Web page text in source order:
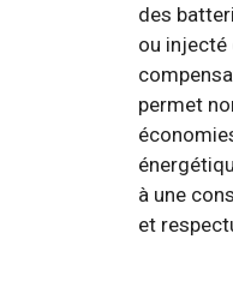
des
ou injecté
permet
à une
et